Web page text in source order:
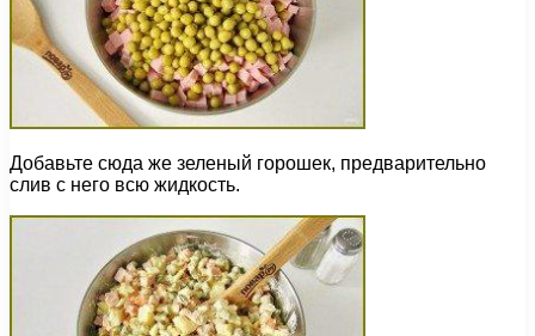
Добавьте сюда же зеленый горошек, предварительно
слив с него всю жидкость.